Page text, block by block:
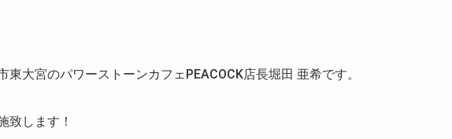
東大宮のパワーストーンカフェPEACOCK店長堀田 亜希です。
致します！